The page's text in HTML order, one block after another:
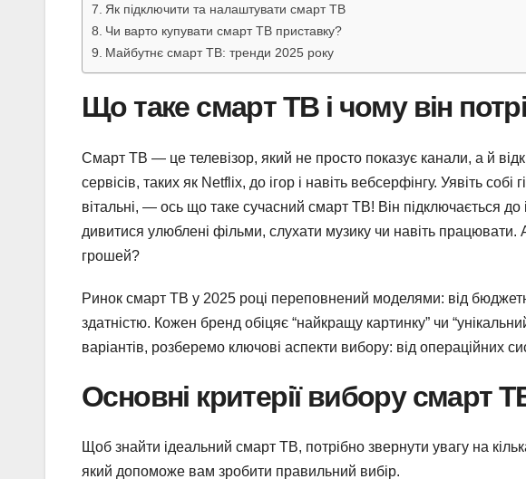
Як підключити та налаштувати смарт ТВ
Чи варто купувати смарт ТВ приставку?
Майбутнє смарт ТВ: тренди 2025 року
Що таке смарт ТВ і чому він
Смарт ТВ — це телевізор, який не просто показує канали, а й
сервісів, таких як Netflix, до ігор і навіть вебсерфінгу. Уявіть
вітальні, — ось що таке сучасний смарт ТВ! Він підключається
дивитися улюблені фільми, слухати музику чи навіть
грошей?
Ринок смарт ТВ у 2025 році переповнений моделями: від
здатністю. Кожен бренд обіцяє “найкращу картинку” чи
варіантів, розберемо ключові аспекти вибору: від операційних
Основні критерії вибору смарт
Щоб знайти ідеальний смарт ТВ, потрібно звернути увагу на
який допоможе вам зробити правильний вибір.